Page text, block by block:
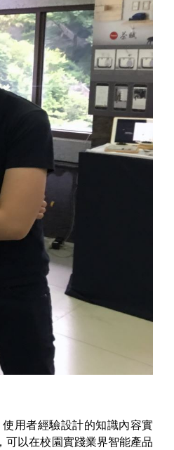
用者經驗設計的知識內容實
可以在校園實踐業界智能產品